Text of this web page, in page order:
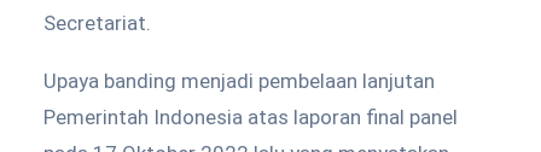
Secretariat.
Upaya banding menjadi pembelaan lanjutan
Pemerintah Indonesia atas laporan final panel